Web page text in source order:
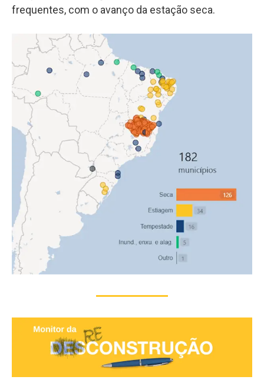
frequentes, com o avanço da estação seca.